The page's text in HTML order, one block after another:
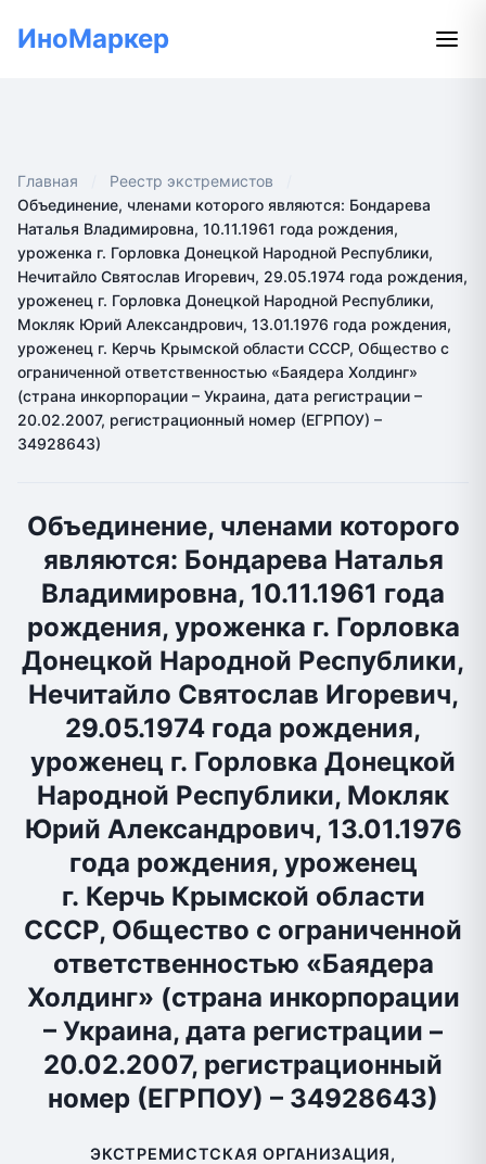
ИноМаркер
Главная
Реестр экстремистов
Объединение, членами которого являются: Бондарева
Наталья Владимировна, 10.11.1961 года рождения,
уроженка г. Горловка Донецкой Народной Республики,
Нечитайло Святослав Игоревич, 29.05.1974 года рождения,
уроженец г. Горловка Донецкой Народной Республики,
Мокляк Юрий Александрович, 13.01.1976 года рождения,
уроженец г. Керчь Крымской области СССР, Общество с
ограниченной ответственностью «Баядера Холдинг»
(страна инкорпорации – Украина, дата регистрации –
20.02.2007, регистрационный номер (ЕГРПОУ) –
34928643)
Объединение, членами которого
являются: Бондарева Наталья
Владимировна, 10.11.1961 года
рождения, уроженка г. Горловка
Донецкой Народной Республики,
Нечитайло Святослав Игоревич,
29.05.1974 года рождения,
уроженец г. Горловка Донецкой
Народной Республики, Мокляк
Юрий Александрович, 13.01.1976
года рождения, уроженец
г. Керчь Крымской области
СССР, Общество с ограниченной
ответственностью «Баядера
Холдинг» (страна инкорпорации
– Украина, дата регистрации –
20.02.2007, регистрационный
номер (ЕГРПОУ) – 34928643)
ЭКСТРЕМИСТСКАЯ ОРГАНИЗАЦИЯ,